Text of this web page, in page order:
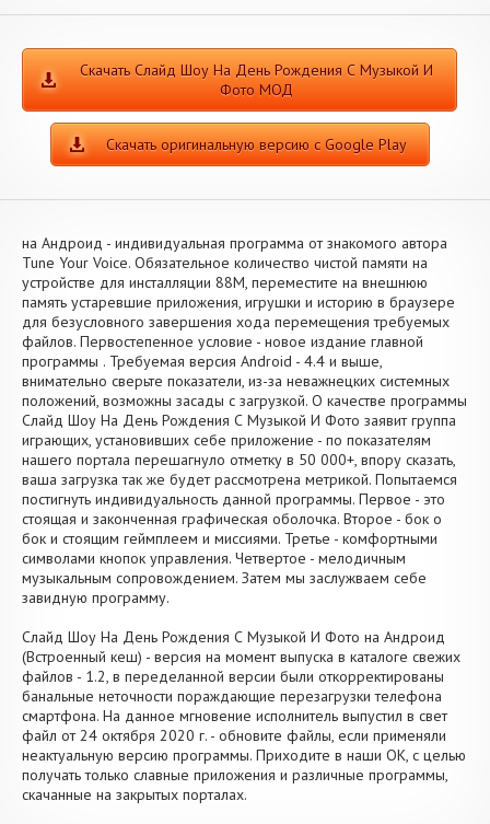
Скачать Слайд Шоу На День Рождения С Музыкой И
Фото МОД
Скачать оригинальную версию с Google Play
на Андроид - индивидуальная программа от знакомого автора
Tune Your Voice. Обязательное количество чистой памяти на
устройстве для инсталляции 88M, переместите на внешнюю
память устаревшие приложения, игрушки и историю в браузере
для безусловного завершения хода перемещения требуемых
файлов. Первостепенное условие - новое издание главной
программы . Требуемая версия Android - 4.4 и выше,
внимательно сверьте показатели, из-за неважнецких системных
положений, возможны засады с загрузкой. О качестве программы
Слайд Шоу На День Рождения С Музыкой И Фото заявит группа
играющих, установивших себе приложение - по показателям
нашего портала перешагнуло отметку в 50 000+, впору сказать,
ваша загрузка так же будет рассмотрена метрикой. Попытаемся
постигнуть индивидуальность данной программы. Первое - это
стоящая и законченная графическая оболочка. Второе - бок о
бок и стоящим геймплеем и миссиями. Третье - комфортными
символами кнопок управления. Четвертое - мелодичным
музыкальным сопровождением. Затем мы заслужваем себе
завидную программу.
Слайд Шоу На День Рождения С Музыкой И Фото на Андроид
(Встроенный кеш) - версия на момент выпуска в каталоге свежих
файлов - 1.2, в переделанной версии были откорректированы
банальные неточности пораждающие перезагрузки телефона
смартфона. На данное мгновение исполнитель выпустил в свет
файл от 24 октября 2020 г. - обновите файлы, если применяли
неактуальную версию программы. Приходите в наши OK, с целью
получать только славные приложения и различные программы,
скачанные на закрытых порталах.